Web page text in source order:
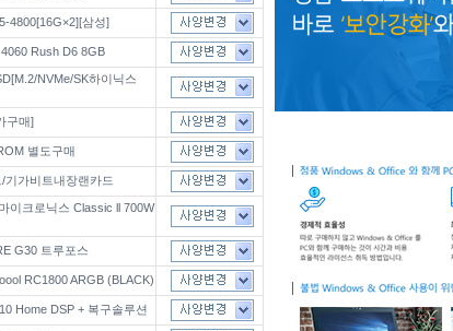
4800[16G×2][삼성]
Rush D6 8GB
NVMe/SK하이닉스
구매]
별도구매
기가비트내장랜카드
이크로닉스 Classic ll 700W
G30 트루포스
RC1800 ARGB (BLACK)
Home DSP + 복구솔루션